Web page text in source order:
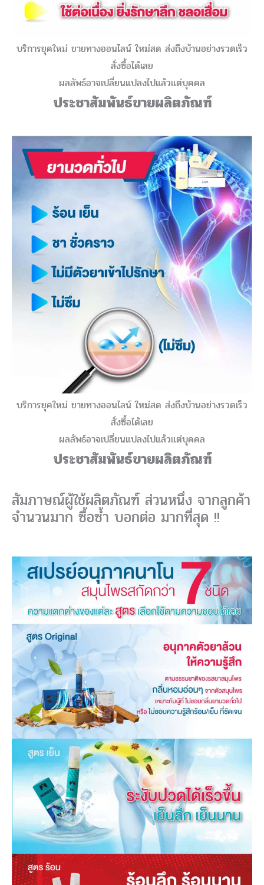
บริการยุคใหม่ ขายทางออนไลน์ ใหม่สด ส่งถึงบ้านอย่างรวดเร็ว
สั่งซื้อได้เลย
ผลลัพธ์อาจเปลี่ยนแปลงไปแล้วแต่บุคคล
ประชาสัมพันธ์ขายผลิตภัณฑ์
บริการยุคใหม่ ขายทางออนไลน์ ใหม่สด ส่งถึงบ้านอย่างรวดเร็ว
สั่งซื้อได้เลย
ผลลัพธ์อาจเปลี่ยนแปลงไปแล้วแต่บุคคล
ประชาสัมพันธ์ขายผลิตภัณฑ์
สัมภาษณ์ผู้ใช้ผลิตภัณฑ์ ส่วนหนึ่ง จากลูกค้า
จำนวนมาก ซื้อซ้ำ บอกต่อ มากที่สุด !!